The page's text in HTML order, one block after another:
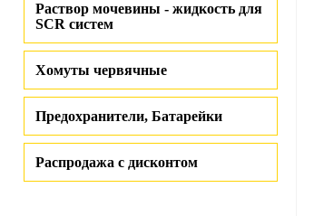
Раствор мочевины - жидкость для
SCR систем
Хомуты червячные
Предохранители, Батарейки
Распродажа с дисконтом